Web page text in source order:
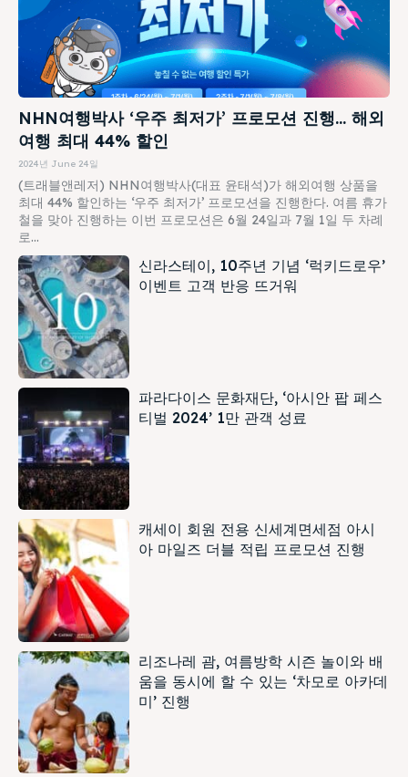
NHN여행박사 ‘우주 최저가’ 프로모션 진행… 해외
여행 최대 44% 할인
2024년 June 24일
(트래블앤레저) NHN여행박사(대표 윤태석)가 해외여행 상품을
최대 44% 할인하는 ‘우주 최저가’ 프로모션을 진행한다. 여름 휴가
철을 맞아 진행하는 이번 프로모션은 6월 24일과 7월 1일 두 차례
로...
신라스테이, 10주년 기념 ‘럭키드로우’
이벤트 고객 반응 뜨거워
파라다이스 문화재단, ‘아시안 팝 페스
티벌 2024’ 1만 관객 성료
캐세이 회원 전용 신세계면세점 아시
아 마일즈 더블 적립 프로모션 진행
리조나레 괌, 여름방학 시즌 놀이와 배
움을 동시에 할 수 있는 ‘차모로 아카데
미’ 진행